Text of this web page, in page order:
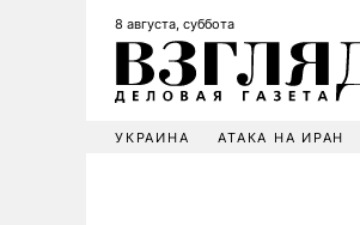
8 августа, суббота
УКРАИНА АТАКА НА ИРАН